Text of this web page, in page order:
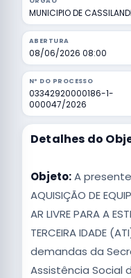
MUNICIPIO DE
ABERTURA
08/06/2026 08:00
Nº DO PROCESSO
03342920000186-1-
000047/2026
Detalhes do
Objeto:A
AQUISIÇÃO DE
AR LIVRE PARA A
TERCEIRA IDADE
demandas da
Assistência Social